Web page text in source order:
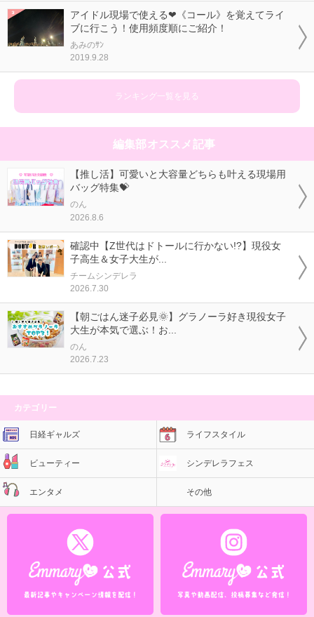
アイドル現場で使える❤《コール》を覚えてライ
ブに行こう！使用頻度順にご紹介！
あみのｻﾝ
2019.9.28
ランキング一覧を見る
編集部オススメ記事
【推し活】可愛いと大容量どちらも叶える現場用
バッグ特集💝
のん
2026.8.6
確認中【Z世代はドトールに行かない!?】現役女
子高生＆女子大生が...
チームシンデレラ
2026.7.30
【朝ごはん迷子必見🌞】グラノーラ好き現役女子
大生が本気で選ぶ！お...
のん
2026.7.23
カテゴリー
日経ギャルズ ライフスタイル
ビューティー シンデレラフェス
エンタメ その他